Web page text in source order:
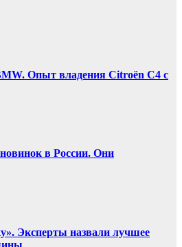
Опыт владения Citroёn C4 с
в России. Они
Эксперты назвали лучшее